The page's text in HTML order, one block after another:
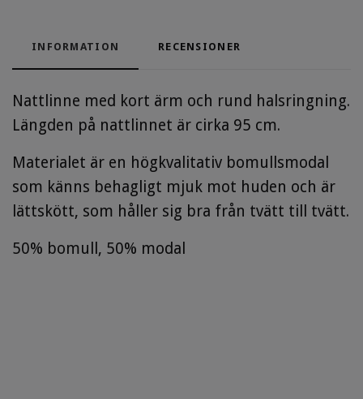
INFORMATION RECENSIONER
Nattlinne med kort ärm och rund halsringning.
Längden på nattlinnet är cirka 95 cm.
Materialet är en högkvalitativ bomullsmodal
som känns behagligt mjuk mot huden och är
lättskött, som håller sig bra från tvätt till tvätt.
50% bomull, 50% modal